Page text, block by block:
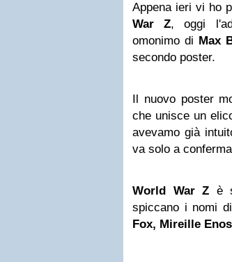
Appena ieri vi ho
War Z, oggi
omonimo di Max
secondo poster.
Il nuovo poster
che unisce un
avevamo già
va solo a
World War Z è
spiccano i nomi di
Fox, Mireille